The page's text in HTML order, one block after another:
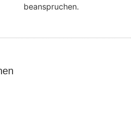
beanspruchen.